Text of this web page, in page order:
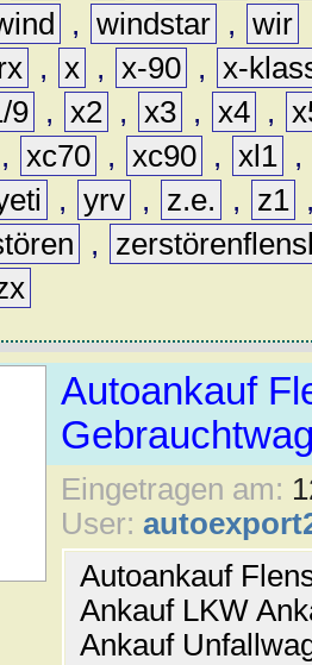
, windstar , wir
, x , x-90 , x-
9 , x2 , x3 , x4 ,
, xc70 , xc90 , xl1 ,
, yrv , z.e. , z1
,
Autoankauf
Eingetragen am:
User:
Autoankauf
Ankauf LKW
Ankauf